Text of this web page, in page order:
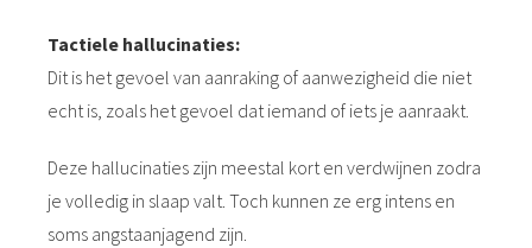
Tactiele hallucinaties:
Dit is het gevoel van aanraking of aanwezigheid die niet
echt is, zoals het gevoel dat iemand of iets je aanraakt.
Deze hallucinaties zijn meestal kort en verdwijnen zodra
je volledig in slaap valt. Toch kunnen ze erg intens en
soms angstaanjagend zijn.